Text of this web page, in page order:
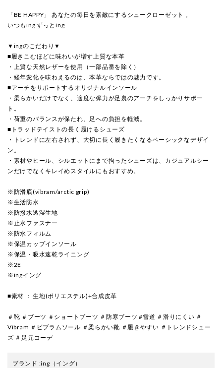
「BE HAPPY」 あなたの毎日を素敵にするシュークローゼット 。
いつもing ずっとing
▼ingのこだわり▼
■履きこむほどに味わいが増す上質な本革
・上質な天然レザーを使用（一部品番を除く）
・経年変化を味わえるのは、本革ならではの魅力です。
■アーチをサポートするオリジナルインソール
・柔らかいだけでなく、適度な弾力が足裏のアーチをしっかりサポー
ト。
・荷重のバランスが保たれ、足への負担を軽減。
■トラッドテイストの長く履けるシューズ
・トレンドに左右されず、大切に長く履きたくなるベーシックなデザイ
ン。
・素材やヒール、シルエットにまで拘ったシューズは、カジュアルシー
ンだけでなくキレイめスタイルにもおすすめ。
※防滑底(vibram/arctic grip)
※生活防水
※防撥水透湿生地
※止水ファスナー
※防水フィルム
※保温カップインソール
※保温・吸水速乾ライニング
※2E
※ingイング
■素材 ： 生地(ポリエステル)+合成皮革
＃靴 ＃ブーツ ＃ショートブーツ ＃防寒ブーツ #雪道 ＃滑りにくい ＃
Vibram ＃ビブラムソール ＃柔らかい靴 ＃履きやすい ＃トレンドシュー
ズ ＃足元コーデ
ブランド :ing （イング）